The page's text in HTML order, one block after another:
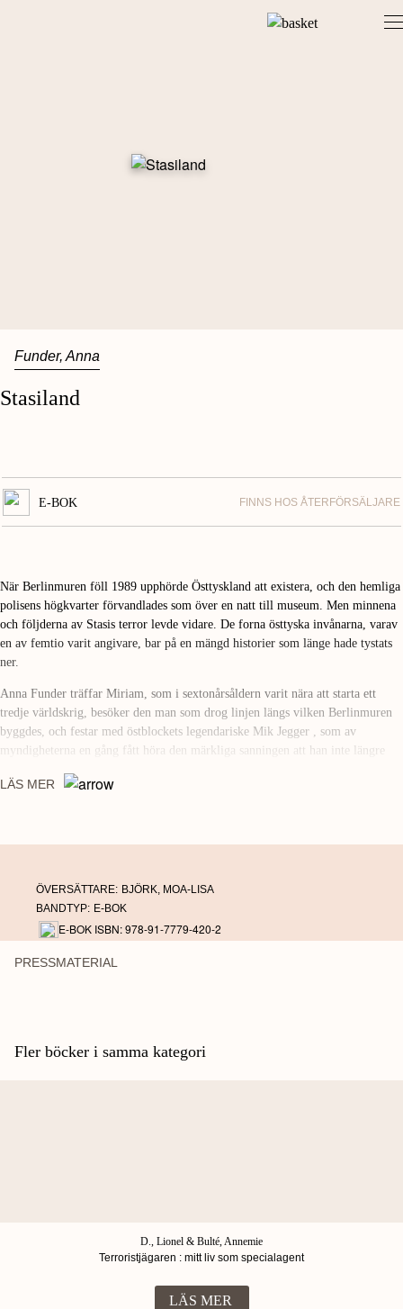
Funder, Anna
Stasiland
E-BOK FINNS HOS ÅTERFÖRSÄLJARE
När Berlinmuren föll 1989 upphörde Östtyskland att existera, och den hemliga
polisens högkvarter förvandlades som över en natt till museum. Men minnena
och följderna av Stasis terror levde vidare. De forna östtyska invånarna, varav
en av femtio varit angivare, bar på en mängd historier som länge hade tystats
ner.
Anna Funder träffar Miriam, som i sextonårsåldern varit nära att starta ett
tredje världskrig, besöker den man som drog linjen längs vilken Berlinmuren
byggdes, och festar med östblockets legendariske Mik Jegger , som av
myndigheterna en gång fått höra den märkliga sanningen att han inte längre
kontakt med via en annons i en dagstidning.
LÄS MER
ÖVERSÄTTARE: BJÖRK, MOA-LISA
BANDTYP: E-BOK
E-BOK ISBN: 978-91-7779-420-2
PRESSMATERIAL
Fler böcker i samma kategori
D., Lionel & Bulté, Annemie
Terroristjägaren : mitt liv som specialagent
LÄS MER